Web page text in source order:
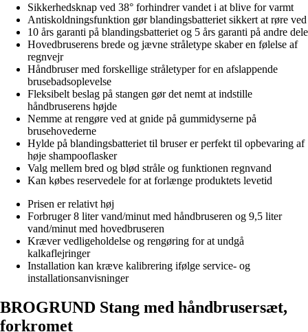
Sikkerhedsknap ved 38° forhindrer vandet i at blive for varmt
Antiskoldningsfunktion gør blandingsbatteriet sikkert at røre ved
10 års garanti på blandingsbatteriet og 5 års garanti på andre dele
Hovedbruserens brede og jævne stråletype skaber en følelse af
regnvejr
Håndbruser med forskellige stråletyper for en afslappende
brusebadsoplevelse
Fleksibelt beslag på stangen gør det nemt at indstille
håndbruserens højde
Nemme at rengøre ved at gnide på gummidyserne på
brusehovederne
Hylde på blandingsbatteriet til bruser er perfekt til opbevaring af
høje shampooflasker
Valg mellem bred og blød stråle og funktionen regnvand
Kan købes reservedele for at forlænge produktets levetid
Prisen er relativt høj
Forbruger 8 liter vand/minut med håndbruseren og 9,5 liter
vand/minut med hovedbruseren
Kræver vedligeholdelse og rengøring for at undgå
kalkaflejringer
Installation kan kræve kalibrering ifølge service- og
installationsanvisninger
BROGRUND Stang med håndbrusersæt,
forkromet